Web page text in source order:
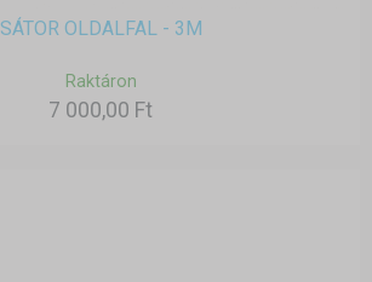
SÁTOR OLDALFAL - 3M
Raktáron
7 000,00 Ft